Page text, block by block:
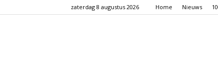
zaterdag 8 augustus 2026 Home Nieuws